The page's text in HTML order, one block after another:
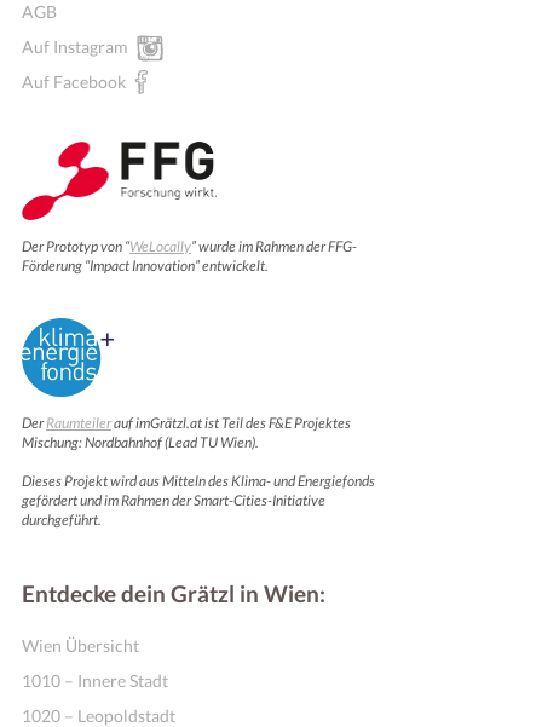
AGB
Auf Instagram
Auf Facebook
Der Prototyp von “WeLocally” wurde im Rahmen der FFG-
Förderung “Impact Innovation” entwickelt.
DerRaumteilerauf imGrätzl.at ist Teil des F&E Projektes
Mischung: Nordbahnhof (Lead TU Wien).
Dieses Projekt wird aus Mitteln des Klima- und Energiefonds
gefördert und im Rahmen der Smart-Cities-Initiative
durchgeführt.
Entdecke dein Grätzl in Wien:
Wien Übersicht
1010 – Innere Stadt
1020 – Leopoldstadt